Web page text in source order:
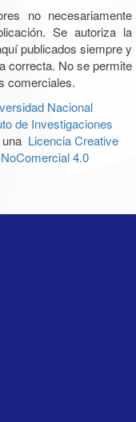
no necesariamente
Se autoriza la
publicados siempre y
correcta. No se permite
comerciales.
Nacional
de Investigaciones
Licencia Creative
4.0